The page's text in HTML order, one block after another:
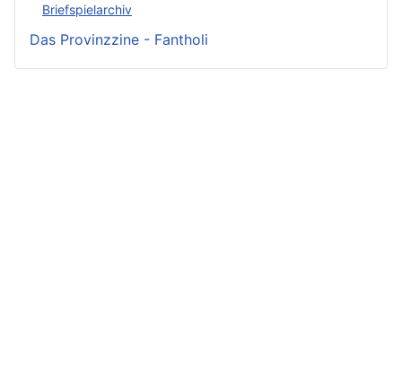
Briefspielarchiv
Das Provinzzine - Fantholi